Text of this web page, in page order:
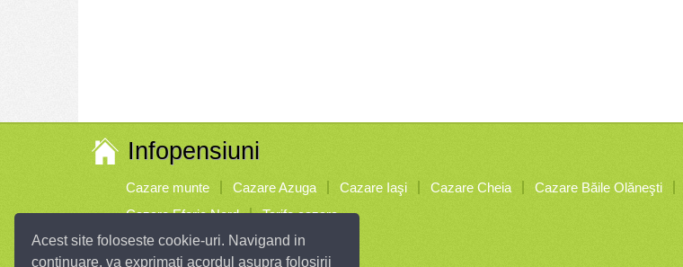
Acest site foloseste cookie-uri. Navigand in
continuare, va exprimati acordul asupra folosirii
Infopensiuni
Cazare munte Cazare Azuga Cazare Iaşi Cazare Cheia Cazare Băile Olăneşti
Cazare Eforie Nord
Tarife cazare
Parteneri